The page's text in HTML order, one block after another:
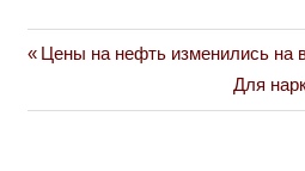
Навигация
по
Previous
Цены на нефть изменились на
Next
Post:
Для